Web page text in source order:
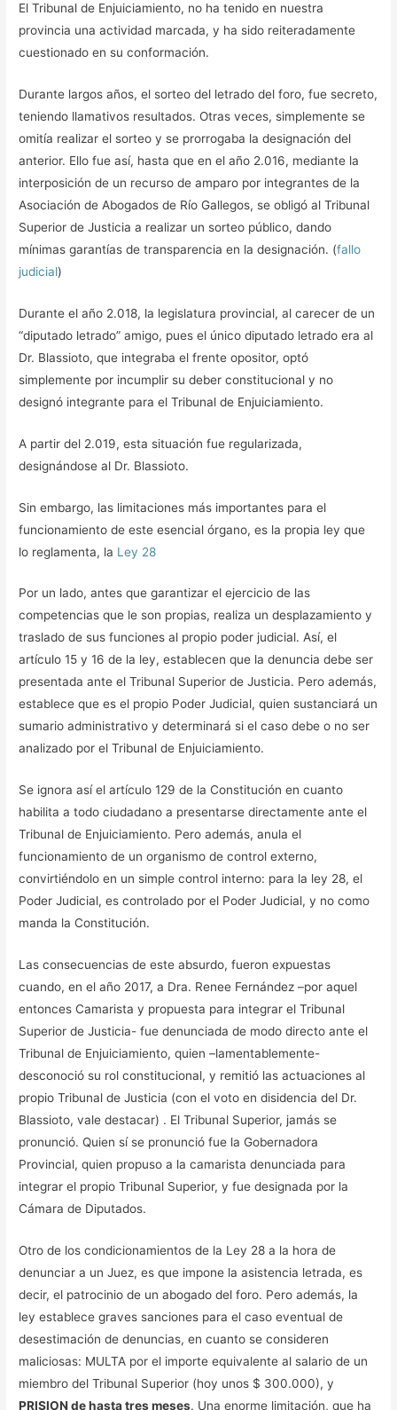
El Tribunal de Enjuiciamiento, no ha tenido en nuestra
provincia una actividad marcada, y ha sido reiteradamente
cuestionado en su conformación.
Durante largos años, el sorteo del letrado del foro, fue secreto,
teniendo llamativos resultados. Otras veces, simplemente se
omitía realizar el sorteo y se prorrogaba la designación del
anterior. Ello fue así, hasta que en el año 2.016, mediante la
interposición de un recurso de amparo por integrantes de la
Asociación de Abogados de Río Gallegos, se obligó al Tribunal
Superior de Justicia a realizar un sorteo público, dando
mínimas garantías de transparencia en la designación. (fallo
judicial)
Durante el año 2.018, la legislatura provincial, al carecer de un
“diputado letrado” amigo, pues el único diputado letrado era al
Dr. Blassioto, que integraba el frente opositor, optó
simplemente por incumplir su deber constitucional y no
designó integrante para el Tribunal de Enjuiciamiento.
A partir del 2.019, esta situación fue regularizada,
designándose al Dr. Blassioto.
Sin embargo, las limitaciones más importantes para el
funcionamiento de este esencial órgano, es la propia ley que
lo reglamenta, la Ley 28
Por un lado, antes que garantizar el ejercicio de las
competencias que le son propias, realiza un desplazamiento y
traslado de sus funciones al propio poder judicial. Así, el
artículo 15 y 16 de la ley, establecen que la denuncia debe ser
presentada ante el Tribunal Superior de Justicia. Pero además,
establece que es el propio Poder Judicial, quien sustanciará un
sumario administrativo y determinará si el caso debe o no ser
analizado por el Tribunal de Enjuiciamiento.
Se ignora así el artículo 129 de la Constitución en cuanto
habilita a todo ciudadano a presentarse directamente ante el
Tribunal de Enjuiciamiento. Pero además, anula el
funcionamiento de un organismo de control externo,
convirtiéndolo en un simple control interno: para la ley 28, el
Poder Judicial, es controlado por el Poder Judicial, y no como
manda la Constitución.
Las consecuencias de este absurdo, fueron expuestas
cuando, en el año 2017, a Dra. Renee Fernández –por aquel
entonces Camarista y propuesta para integrar el Tribunal
Superior de Justicia- fue denunciada de modo directo ante el
Tribunal de Enjuiciamiento, quien –lamentablemente-
desconoció su rol constitucional, y remitió las actuaciones al
propio Tribunal de Justicia (con el voto en disidencia del Dr.
Blassioto, vale destacar) . El Tribunal Superior, jamás se
pronunció. Quien sí se pronunció fue la Gobernadora
Provincial, quien propuso a la camarista denunciada para
integrar el propio Tribunal Superior, y fue designada por la
Cámara de Diputados.
Otro de los condicionamientos de la Ley 28 a la hora de
denunciar a un Juez, es que impone la asistencia letrada, es
decir, el patrocinio de un abogado del foro. Pero además, la
ley establece graves sanciones para el caso eventual de
desestimación de denuncias, en cuanto se consideren
maliciosas: MULTA por el importe equivalente al salario de un
miembro del Tribunal Superior (hoy unos $ 300.000), y
PRISION de hasta tres meses. Una enorme limitación, que ha